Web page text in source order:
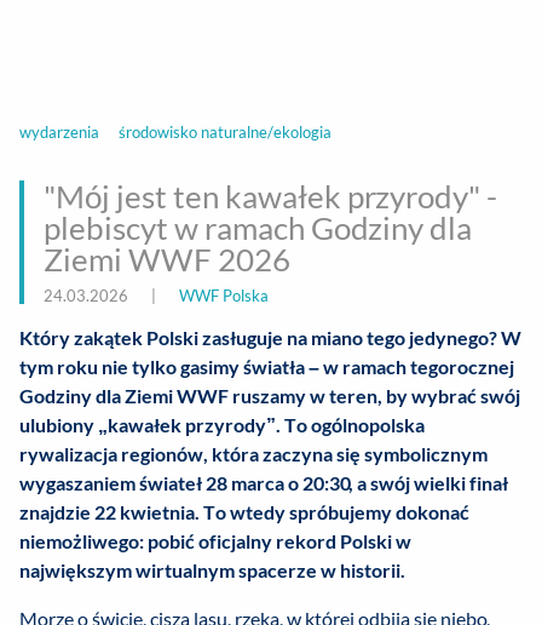
wydarzenia środowisko naturalne/ekologia
"Mój jest ten kawałek przyrody" -
plebiscyt w ramach Godziny dla
Ziemi WWF 2026
24.03.2026 WWF Polska
Który zakątek Polski zasługuje na miano tego jedynego? W
tym roku nie tylko gasimy światła – w ramach tegorocznej
Godziny dla Ziemi WWF ruszamy w teren, by wybrać swój
ulubiony „kawałek przyrody”. To ogólnopolska
rywalizacja regionów, która zaczyna się symbolicznym
wygaszaniem świateł 28 marca o 20:30, a swój wielki finał
znajdzie 22 kwietnia. To wtedy spróbujemy dokonać
niemożliwego: pobić oficjalny rekord Polski w
największym wirtualnym spacerze w historii.
Morze o świcie, cisza lasu, rzeka, w której odbija się niebo,